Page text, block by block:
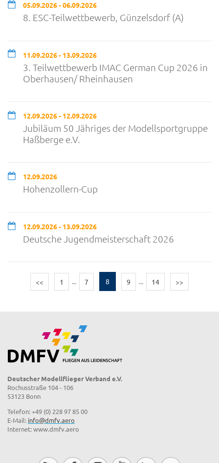
05.09.2026 - 06.09.2026
8. ESC-Teilwettbewerb, Günzelsdorf (A)
11.09.2026 - 13.09.2026
3. Teilwettbewerb IMAC German Cup 2026 in
Oberhausen/ Rheinhausen
12.09.2026 - 12.09.2026
Jubiläum 50 Jähriges der Modellsportgruppe
Haßberge e.V.
12.09.2026
Hohenzollern-Cup
12.09.2026 - 13.09.2026
Deutsche Jugendmeisterschaft 2026
<< 1 ... 7 8 9 ... 14 >>
Deutscher Modellflieger Verband e.V.
Rochusstraße 104 - 106
53123 Bonn
Telefon: +49 (0) 228 97 85 00
E-Mail: info@dmfv.aero
Internet: www.dmfv.aero